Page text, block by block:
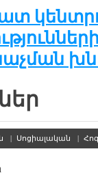
| Սոցիալական |